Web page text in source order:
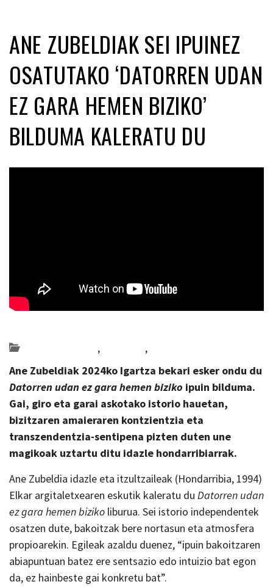
ANE ZUBELDIAK SEI IPUINEZ
OSATUTAKO ‘DATORREN UDAN
EZ GARA HEMEN BIZIKO’
BILDUMA KALERATU DU
, ,
Ane Zubeldiak 2024ko Igartza bekari esker ondu du
Datorren udan ez gara hemen biziko ipuin bilduma.
Gai, giro eta garai askotako istorio hauetan,
bizitzaren amaieraren kontzientzia eta
transzendentzia-sentipena pizten duten une
magikoak uztartu ditu idazle hondarribiarrak.
Ane Zubeldia idazle eta itzultzaileak (Hondarribia, 1994)
Elkar argitaletxearen eskutik kaleratu du Datorren udan
ez gara hemen biziko liburua. Sei istorio independentek
osatzen dute, bakoitzak bere nortasun eta atmosfera
propioarekin. Egileak azaldu duenez, “ipuin bakoitzaren
abiapuntuan batez ere sentsazio edo intuizio bat egon
da, ez hainbeste gai konkretu bat”.